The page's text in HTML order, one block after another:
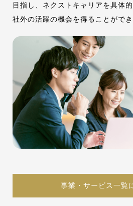
目指し、ネクストキャリアを具体
社外の活躍の機会を得ることができ
事業・サービス一覧